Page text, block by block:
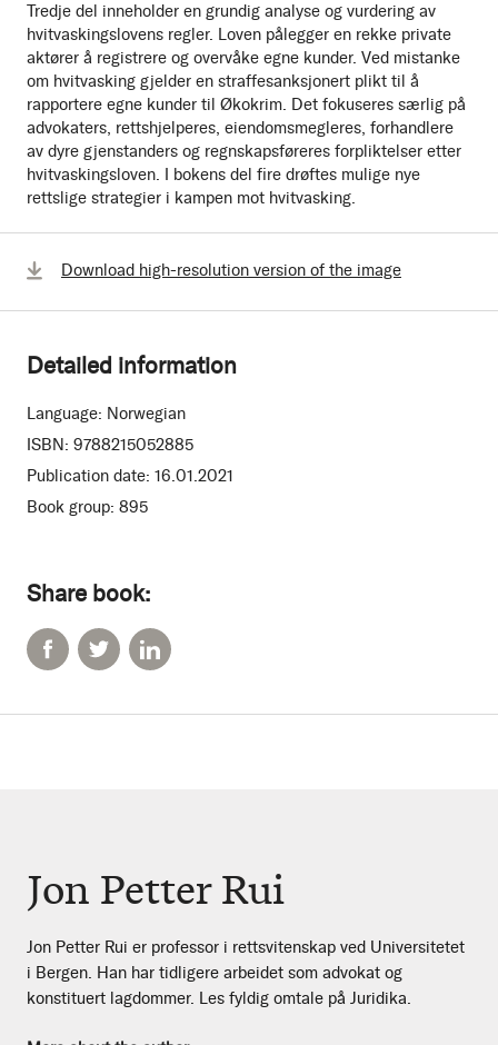
Tredje del inneholder en grundig analyse og vurdering av
hvitvaskingslovens regler. Loven pålegger en rekke private
aktører å registrere og overvåke egne kunder. Ved mistanke
om hvitvasking gjelder en straffesanksjonert plikt til å
rapportere egne kunder til Økokrim. Det fokuseres særlig på
advokaters, rettshjelperes, eiendomsmegleres, forhandlere
av dyre gjenstanders og regnskapsføreres forpliktelser etter
hvitvaskingsloven. I bokens del fire drøftes mulige nye
rettslige strategier i kampen mot hvitvasking.
Share book:
Download high-resolution version of the image
Detailed information
Language: Norwegian
ISBN: 9788215052885
Publication date: 16.01.2021
Book group: 895
Jon Petter Rui
Jon Petter Rui er professor i rettsvitenskap ved Universitetet
i Bergen. Han har tidligere arbeidet som advokat og
konstituert lagdommer. Les fyldig omtale på Juridika.